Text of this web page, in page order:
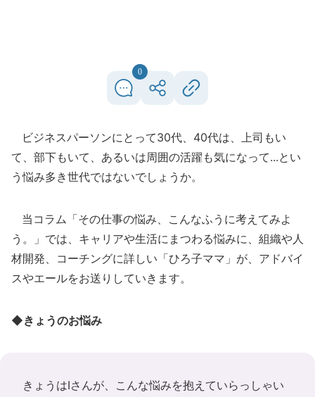
0
ビジネスパーソンにとって30代、40代は、上司もい
て、部下もいて、あるいは周囲の活躍も気になって...とい
う悩み多き世代ではないでしょうか。
当コラム「その仕事の悩み、こんなふうに考えてみよ
う。」では、キャリアや生活にまつわる悩みに、組織や人
材開発、コーチングに詳しい「ひろ子ママ」が、アドバイ
スやエールをお送りしていきます。
◆きょうのお悩み
きょうはIさんが、こんな悩みを抱えていらっしゃい